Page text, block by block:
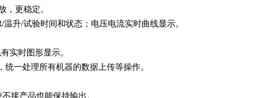
，更稳定。
升/试验时间和状态；电压电流实时曲线显示。
实时图形显示。
一处理所有机器的数据上传等操作。
接产品也能保持输出。